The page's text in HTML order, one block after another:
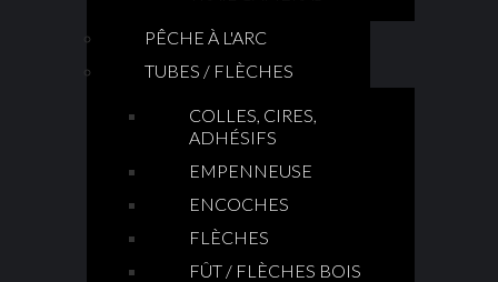
PÊCHE À L'ARC
TUBES / FLÈCHES
COLLES, CIRES,
ADHÉSIFS
EMPENNEUSE
ENCOCHES
FLÈCHES
FÛT / FLÈCHES BOIS